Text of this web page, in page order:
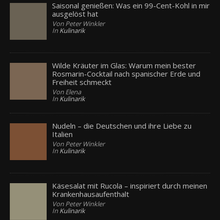
Saisonal genießen: Was ein 99-Cent-Kohl in mir
ausgelöst hat
Von Peter Winkler
In Kulinarik
Wilde Kräuter im Glas: Warum mein bester
Rosmarin-Cocktail nach spanischer Erde und
Freiheit schmeckt
Von Elena
In Kulinarik
Nudeln – die Deutschen und ihre Liebe zu
Italien
Von Peter Winkler
In Kulinarik
Käsesalat mit Rucola – inspiriert durch meinen
Krankenhausaufenthalt
Von Peter Winkler
In Kulinarik